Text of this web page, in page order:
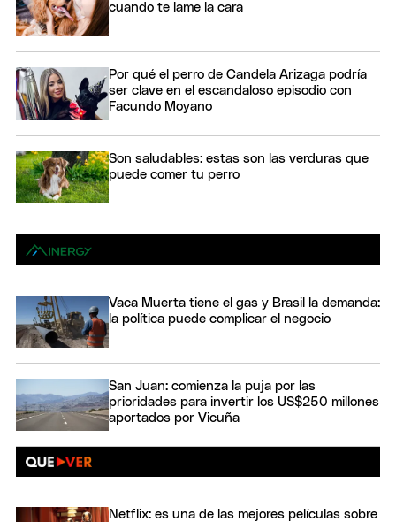
cuando te lame la cara
Por qué el perro de Candela Arizaga podría
ser clave en el escandaloso episodio con
Facundo Moyano
Son saludables: estas son las verduras que
puede comer tu perro
Vaca Muerta tiene el gas y Brasil la demanda:
la política puede complicar el negocio
San Juan: comienza la puja por las
prioridades para invertir los US$250 millones
aportados por Vicuña
Netflix: es una de las mejores películas sobre